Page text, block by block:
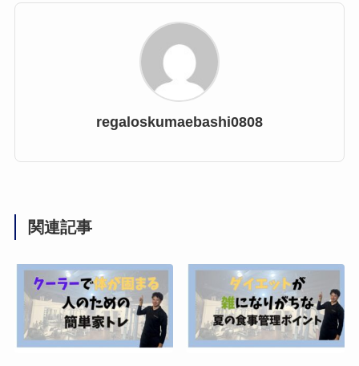
regaloskumaebashi0808
関連記事